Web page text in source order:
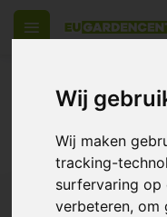
Wij
Wij maken
tracking-
surfervaring
verbeteren, om
Producten